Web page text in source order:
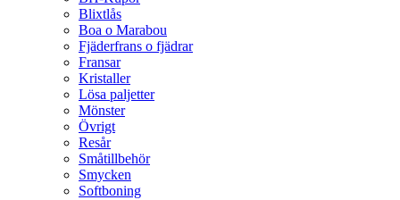
Blixtlås
Boa o Marabou
Fjäderfrans o fjädrar
Fransar
Kristaller
Lösa paljetter
Mönster
Övrigt
Resår
Småtillbehör
Smycken
Softboning